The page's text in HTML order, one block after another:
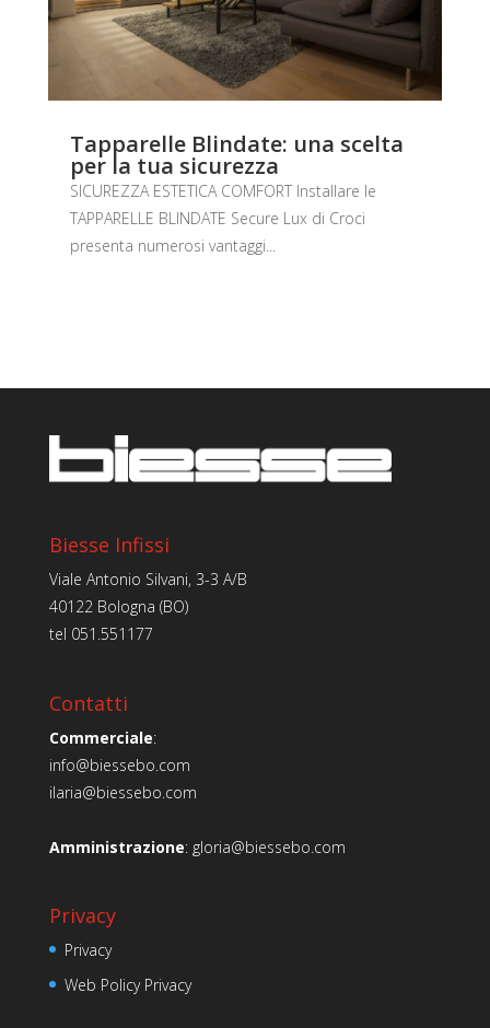
Tapparelle Blindate: una scelta
per la tua sicurezza
SICUREZZA ESTETICA COMFORT Installare le
TAPPARELLE BLINDATE Secure Lux di Croci
presenta numerosi vantaggi...
Biesse Infissi
Viale Antonio Silvani, 3-3 A/B
40122 Bologna (BO)
tel 051.551177
Contatti
Commerciale:
info@biessebo.com
ilaria@biessebo.com
Amministrazione: gloria@biessebo.com
Privacy
Privacy
Web Policy Privacy